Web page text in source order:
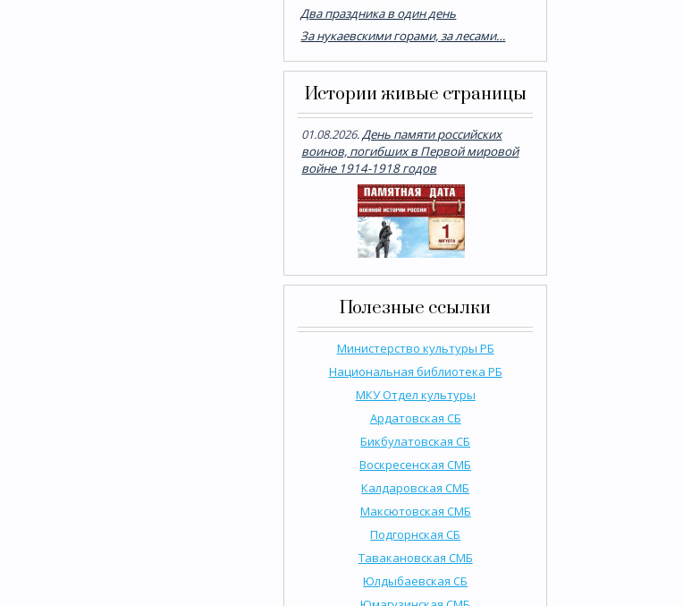
Два праздника в один день
За нукаевскими горами, за лесами…
Истории живые страницы
01.08.2026.День памяти российских
воинов, погибших в Первой мировой
войне 1914-1918 годов
Полезные ссылки
Министерство культуры РБ
Национальная библиотека РБ
МКУ Отдел культуры
Ардатовская СБ
Бикбулатовская СБ
Воскресенская СМБ
Калдаровская СМБ
Максютовская СМБ
Подгорнская СБ
Тавакановская СМБ
Юлдыбаевская СБ